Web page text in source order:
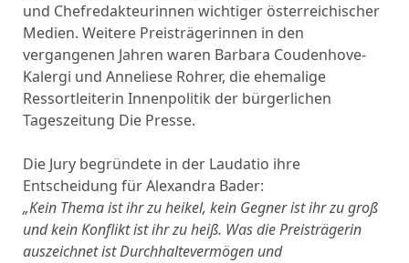
und Chefredakteurinnen wichtiger österreichischer
Medien. Weitere Preisträgerinnen in den
vergangenen Jahren waren Barbara Coudenhove-
Kalergi und Anneliese Rohrer, die ehemalige
Ressortleiterin Innenpolitik der bürgerlichen
Tageszeitung Die Presse.
Die Jury begründete in der Laudatio ihre
Entscheidung für Alexandra Bader:
„Kein Thema ist ihr zu heikel, kein Gegner ist ihr zu groß
und kein Konflikt ist ihr zuheiß. Was die Preisträgerin
auszeichnet ist Durchhaltevermögen und